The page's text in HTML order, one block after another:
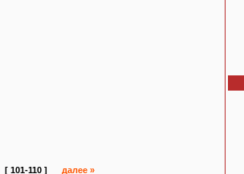
[ 101-110 ] далее »